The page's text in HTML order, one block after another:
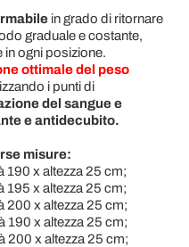
in grado di ritornare
graduale e costante,
ogni posizione.
ottimale del peso
i punti di
del sangue e
e antidecubito.
misure:
190 x altezza 25 cm;
195 x altezza 25 cm;
200 x altezza 25 cm;
190 x altezza 25 cm;
200 x altezza 25 cm;